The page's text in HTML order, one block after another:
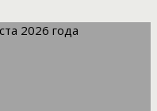
2026 года